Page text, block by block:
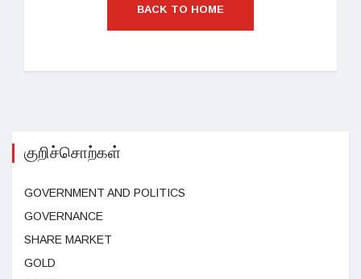
BACK TO HOME
குறிச்சொற்கள்
GOVERNMENT AND POLITICS
GOVERNANCE
SHARE MARKET
GOLD